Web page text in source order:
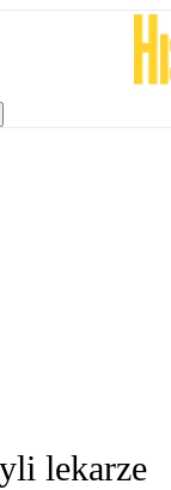
lekarze